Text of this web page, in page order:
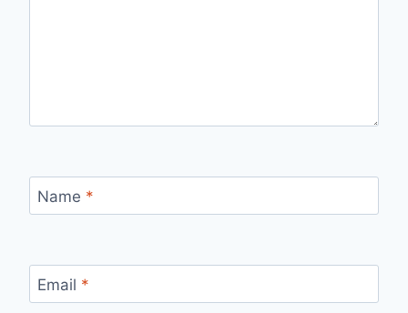
Name *
Email *